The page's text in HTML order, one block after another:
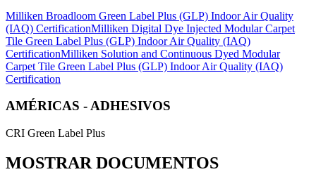
Milliken Broadloom Green Label Plus (GLP) Indoor Air Quality
(IAQ) CertificationMilliken Digital Dye Injected Modular Carpet
Tile Green Label Plus (GLP) Indoor Air Quality (IAQ)
CertificationMilliken Solution and Continuous Dyed Modular
Carpet Tile Green Label Plus (GLP) Indoor Air Quality (IAQ)
Certification
AMÉRICAS - ADHESIVOS
CRI Green Label Plus
MOSTRAR DOCUMENTOS